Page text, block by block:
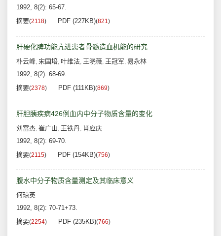
1992, 8(2): 65-67.
摘要(2118) PDF (227KB)(821)
肝硬化脾功能亢进患者骨髓造血机能的研究
朴云峰, 宋国培, 叶维法, 王晓薇, 王冠军, 易永林
1992, 8(2): 68-69.
摘要(2378) PDF (111KB)(869)
肝胆胰疾病426例血内中分子物质含量的变化
刘富杰, 崔广山, 王铁丹, 肖应庆
1992, 8(2): 69-70.
摘要(2115) PDF (154KB)(756)
腹水中分子物质含量测定及其临床意义
何琼英
1992, 8(2): 70-71+73.
摘要(2254) PDF (235KB)(766)